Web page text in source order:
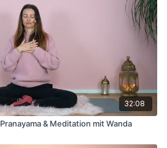
32:08
Eins mit dem Universum - Pranayama & Meditation mit Wanda